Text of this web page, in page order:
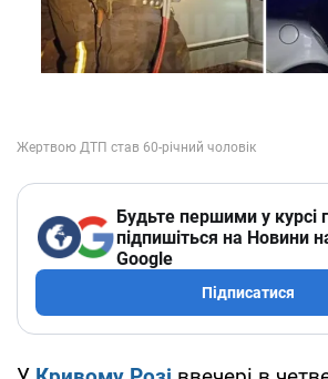
Будьте першими у курсі
підпишіться на Новини
Google
Підписатися